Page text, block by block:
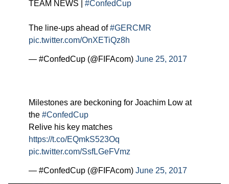
TEAM NEWS | #ConfedCup
The line-ups ahead of#GERCMR
pic.twitter.com/OnXETiQz8h
— #ConfedCup (@FIFAcom) June 25, 2017
Milestones are beckoning for Joachim Low at
the #ConfedCup
Relive his key matches
https://t.co/EQmkS523Oq
pic.twitter.com/SsfLGeFVmz
— #ConfedCup (@FIFAcom) June 25, 2017